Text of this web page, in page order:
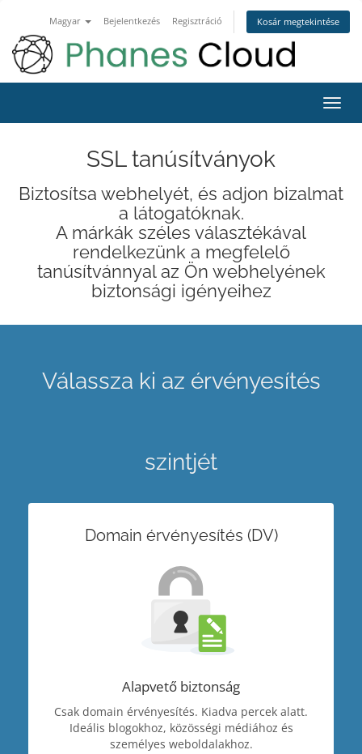
Magyar Bejelentkezés Regisztráció Kosár megtekintése
a
SSL tanúsítványok
Biztosítsa webhelyét, és adjon bizalmat
a látogatóknak.
A márkák széles választékával
rendelkezünk a megfelelő
tanúsítvánnyal az Ön webhelyének
biztonsági igényeihez
Válassza ki az érvényesítés
szintjét
Domain érvényesítés (DV)
Alapvető biztonság
Csak domain érvényesítés. Kiadva percek alatt.
Ideális blogokhoz, közösségi médiához és
személyes weboldalakhoz.